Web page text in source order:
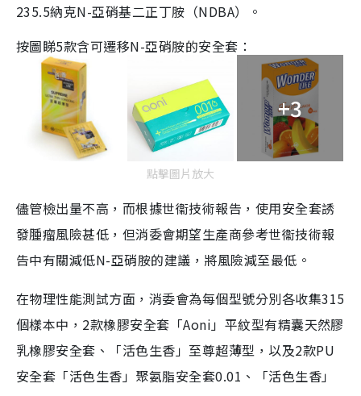
235.5納克N-亞硝基二正丁胺（NDBA）。
按圖睇5款含可遷移N-亞硝胺的安全套：
+3
點擊圖片放大
儘管檢出量不高，而根據世衞技術報告，使用安全套誘
發腫瘤風險甚低，但消委會期望生產商參考世衞技術報
告中有關減低N-亞硝胺的建議，將風險減至最低。
在物理性能測試方面，消委會為每個型號分別各收集315
個樣本中，2款橡膠安全套「Aoni」平紋型有精囊天然膠
乳橡膠安全套、「活色生香」至尊超薄型，以及2款PU
安全套「活色生香」聚氨脂安全套0.01、「活色生香」